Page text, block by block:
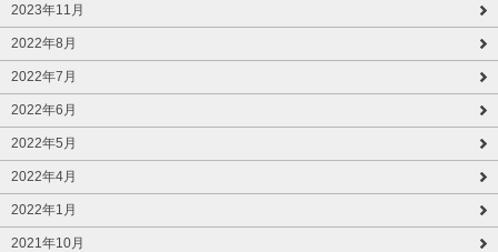
2023年11月
2022年8月
2022年7月
2022年6月
2022年5月
2022年4月
2022年1月
2021年10月